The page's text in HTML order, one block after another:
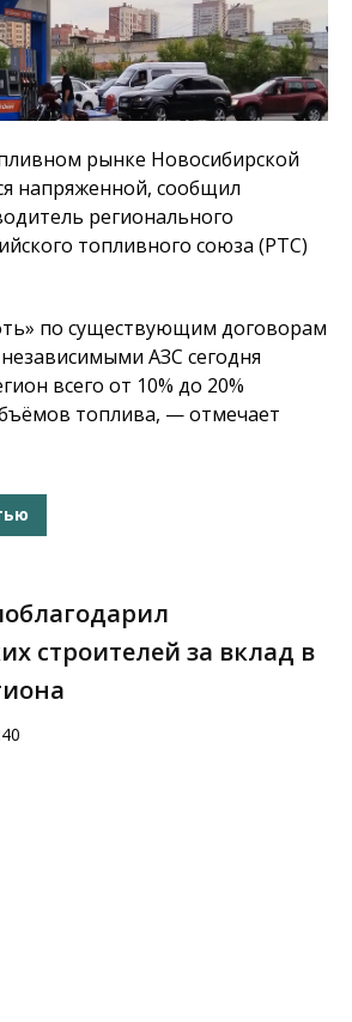
рынке Новосибирской
напряженной, сообщил
регионального
топливного союза (РТС)
по существующим договорам
АЗС сегодня
всего от 10% до 20%
топлива, — отмечает
строителей за вклад в